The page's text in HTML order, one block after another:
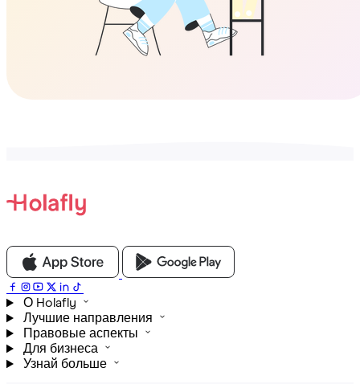
О Holafly
Лучшие направления
Правовые аспекты
Для бизнеса
Узнай больше